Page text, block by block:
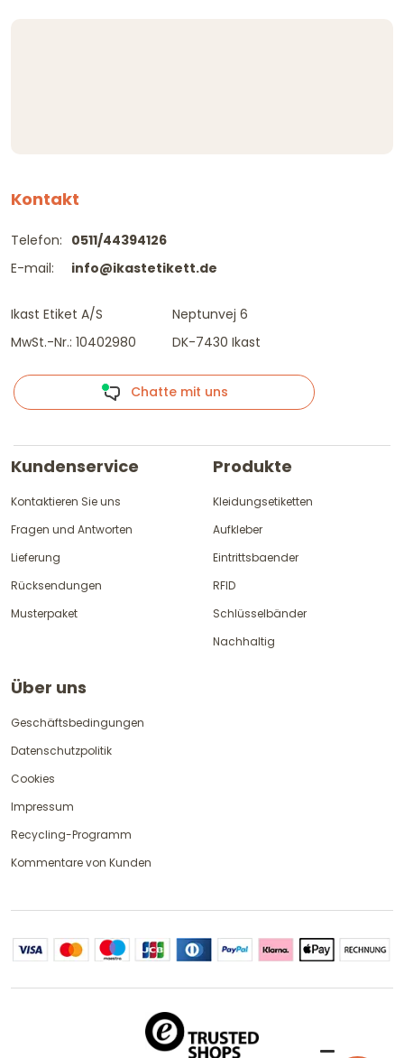
Kontakt
Telefon:
E-mail:
0511/44394126
info@ikastetikett.de
Ikast Etiket A/S
MwSt.-Nr.: 10402980
Neptunvej 6
DK-7430 Ikast
Chatte mit uns
Kundenservice
Kontaktieren Sie uns
Fragen und Antworten
Lieferung
Rücksendungen
Musterpaket
Produkte
Kleidungsetiketten
Aufkleber
Eintrittsbaender
RFID
Schlüsselbänder
Nachhaltig
Über uns
Geschäftsbedingungen
Datenschutzpolitik
Cookies
Impressum
Recycling-Programm
Kommentare von Kunden